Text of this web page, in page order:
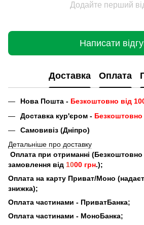
Додайте перший
Написати
Доставка Оплата
Нова Пошта - Безкоштовно від
Доставка кур'єром - Безкоштовно
Самовивіз (Дніпро)
Детальніше про доставку
Оплата при отриманні (Безкоштовно
замовлення від 1000 грн.);
Оплата на карту Приват/Моно
знижка);
Оплата частинами - ПриватБанка;
Оплата частинами - МоноБанка;